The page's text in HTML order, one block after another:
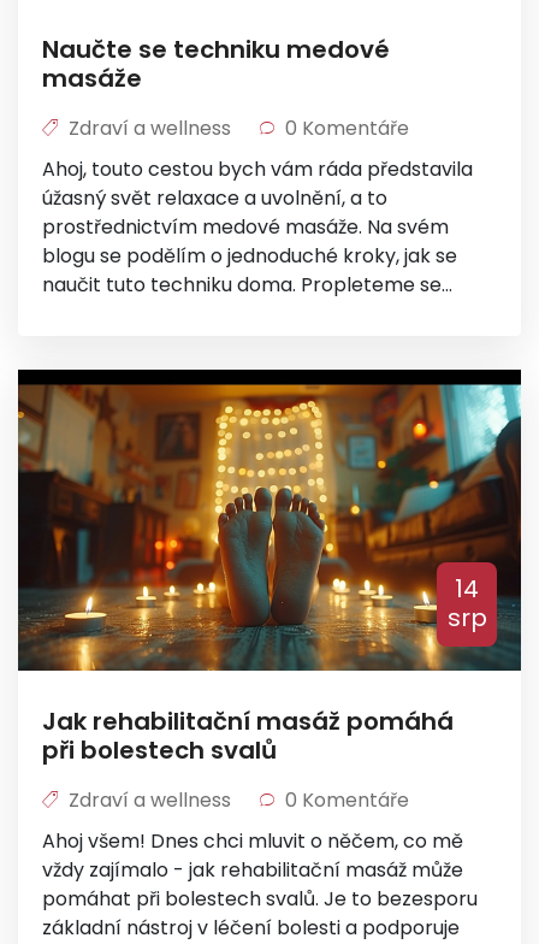
Naučte se techniku medové
masáže
Zdraví a wellness
0 Komentáře
Ahoj, touto cestou bych vám ráda představila
úžasný svět relaxace a uvolnění, a to
prostřednictvím medové masáže. Na svém
blogu se podělím o jednoduché kroky, jak se
naučit tuto techniku doma. Propleteme se
sladkého světa medu a naučte se, jak na
medové masáže!
14
srp
Jak rehabilitační masáž pomáhá
při bolestech svalů
Zdraví a wellness
0 Komentáře
Ahoj všem! Dnes chci mluvit o něčem, co mě
vždy zajímalo - jak rehabilitační masáž může
pomáhat při bolestech svalů. Je to bezesporu
základní nástroj v léčení bolesti a podporuje